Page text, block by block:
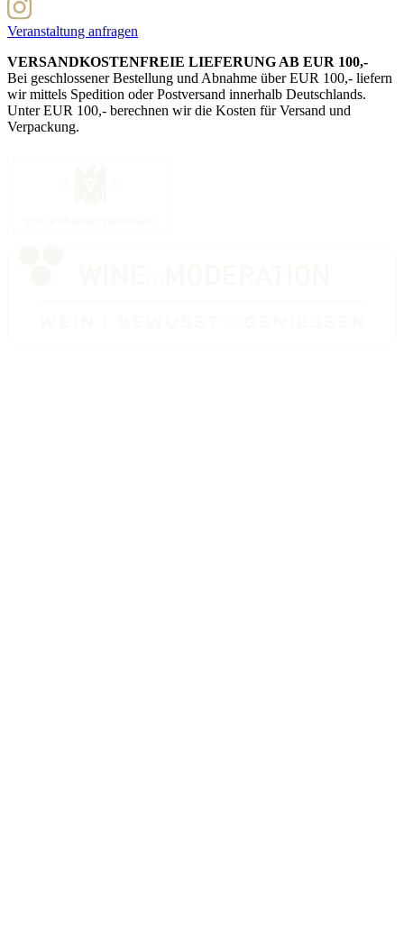
Veranstaltung anfragen
VERSANDKOSTENFREIE LIEFERUNG AB EUR 100,-
Bei geschlossener Bestellung und Abnahme über EUR 100,- liefern
wir mittels Spedition oder Postversand innerhalb Deutschlands.
Unter EUR 100,- berechnen wir die Kosten für Versand und
Verpackung.